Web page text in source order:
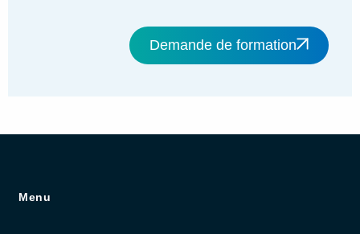
Demande de formation
Menu